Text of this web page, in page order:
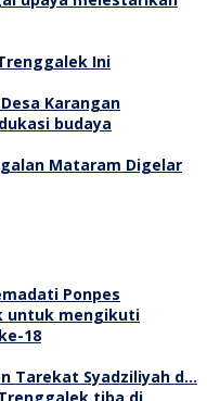
Ini
Mataram Digelar
Tarekat Syadziliyah d…